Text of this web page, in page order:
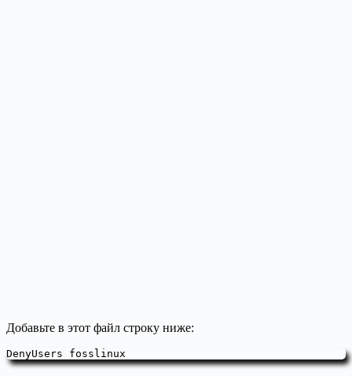
Добавьте в этот файл строку ниже:
DenyUsers fosslinux